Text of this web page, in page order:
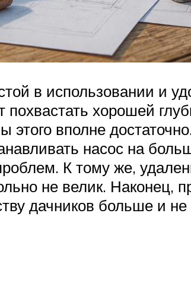
в использовании и
похвастать хорошей
этого вполне
насос на
К тому же,
не велик. Наконец,
дачников больше и не